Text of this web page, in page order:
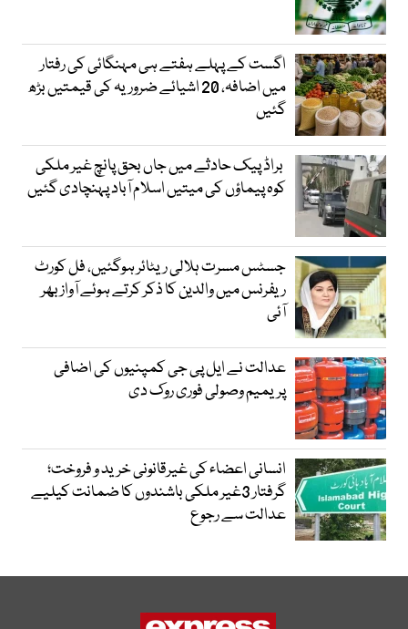
اگست کے پہلے ہفتے ہی مہنگائی کی رفتار
میں اضافہ، 20 اشیائے ضروریہ کی قیمتیں بڑھ
گئیں
براڈ پیک حادثے میں جاں بحق پانچ غیر ملکی
کوہ پیماؤں کی میتیں اسلام آباد پہنچادی گئیں
جسٹس مسرت ہلالی ریٹائر ہوگئیں، فل کورٹ
ریفرنس میں والدین کا ذکر کرتے ہوئے آواز بھر
آئی
عدالت نے ایل پی جی کمپنیوں کی اضافی
پریمیم وصولی فوری روک دی
انسانی اعضاء کی غیرقانونی خرید و فروخت؛
گرفتار 3غیر ملکی باشندوں کا ضمانت کیلیے
عدالت سے رجوع